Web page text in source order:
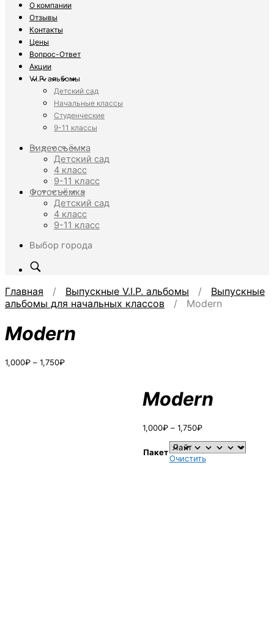
О компании
Отзывы
Контакты
Цены
Вопрос-Ответ
Акции
V.I.P. альбомы
Детский сад
Начальные классы
Студенческие
9-11 классы
Видеосъёмка
Детский сад
4 класс
9-11 класс
Фотосъёмка
Детский сад
4 класс
9-11 класс
Выбор города
Главная / Выпускные V.I.P. альбомы / Выпускные
альбомы для начальных классов / Modern
Modern
1,000₽ – 1,750₽Диапазон
Modern
1,000₽ – 1,750₽Диапазон
1,000₽
–
Пакет
Очистить